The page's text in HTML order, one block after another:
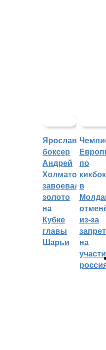
Ярославский
боксер
Андрей
Холматов
завоевал
золото
на
Кубке
главы
Шарьи
по
в
из-за
на